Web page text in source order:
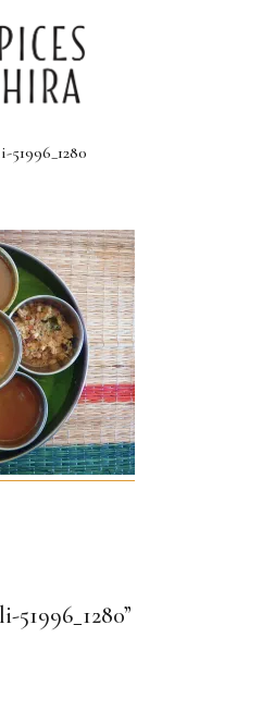
des
sur…
51996_1280
51996_1280”